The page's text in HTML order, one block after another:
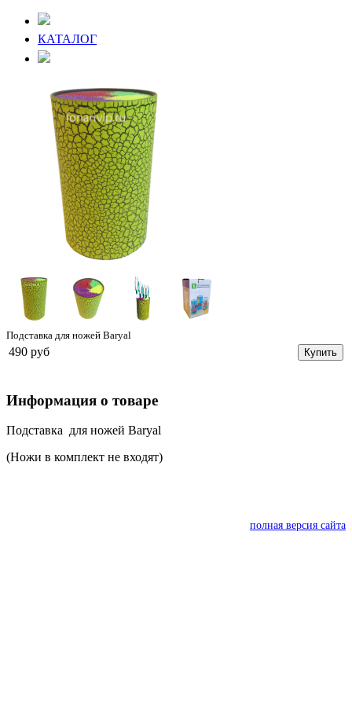
КАТАЛОГ
Подставка для ножей Baryal
490 руб Купить
Информация о товаре
Подставка для ножей Baryal
(Ножи в комплект не входят)
полная версия сайта